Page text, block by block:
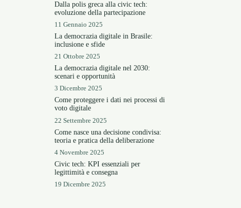
Dalla polis greca alla civic tech:
evoluzione della partecipazione
11 Gennaio 2025
La democrazia digitale in Brasile:
inclusione e sfide
21 Ottobre 2025
La democrazia digitale nel 2030:
scenari e opportunità
3 Dicembre 2025
Come proteggere i dati nei processi di
voto digitale
22 Settembre 2025
Come nasce una decisione condivisa:
teoria e pratica della deliberazione
4 Novembre 2025
Civic tech: KPI essenziali per
legittimità e consegna
19 Dicembre 2025